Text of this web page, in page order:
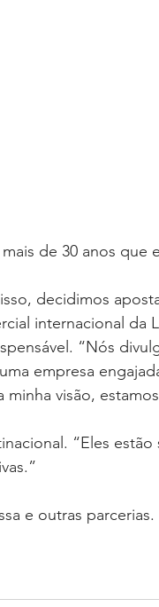
de 30 anos que
decidimos
internacional da
“Nós
empresa
minha visão,
“Eles estão
e outras parcerias.